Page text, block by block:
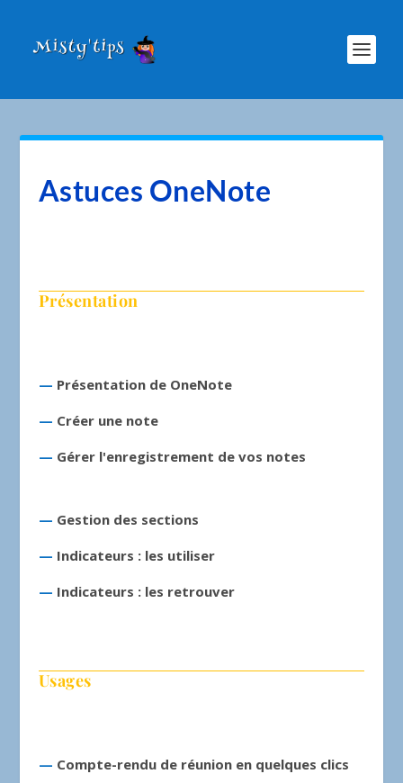
Astuces OneNote
Présentation
— Présentation de OneNote
— Créer une note
— Gérer l'enregistrement de vos notes
— Gestion des sections
— Indicateurs : les utiliser
— Indicateurs : les retrouver
Usages
— Compte-rendu de réunion en quelques clics